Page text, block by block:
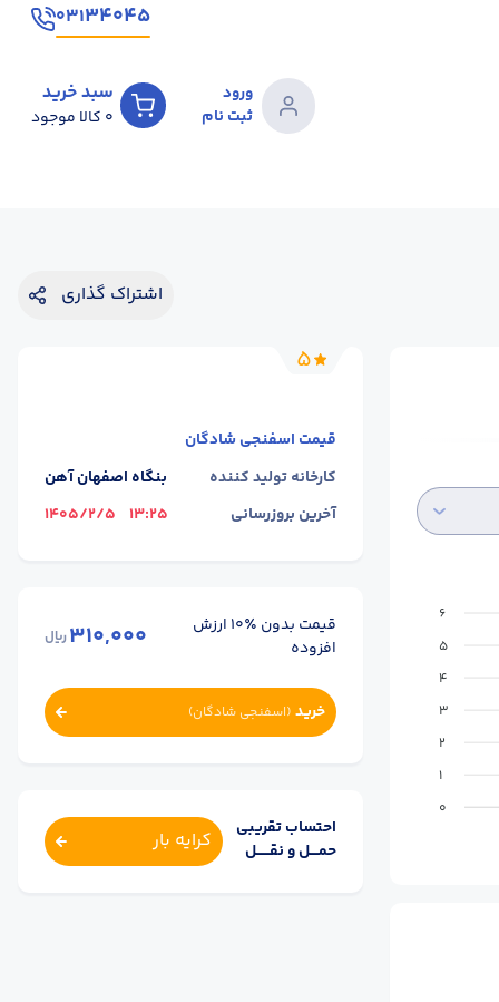
۳۴۰۴۵۰۳۱
ورود
ثبت نام
سبد خرید
0 کالا موجود
اشتراک گذاری
6
5
4
3
2
1
0
5
قیمت اسفنجی شادگان
کارخانه تولید کننده
بنگاه اصفهان آهن
آخرین بروزرسانی
13:25
1405/2/5
قیمت بدون ٪۱۰ ارزش
افزوده
310,000ریال
خرید (اسفنجی شادگان)
احتساب تقریبی
حمــــل و نقــــــل
کرایه بار